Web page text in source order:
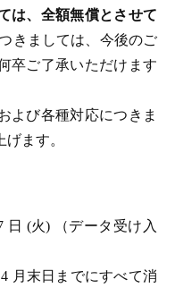
は、全額無償とさせて
きましては、今後のご
卒ご了承いただけます
よび各種対応につきま
ます。
日 (火) （データ受け入
4 月末日までにすべて消